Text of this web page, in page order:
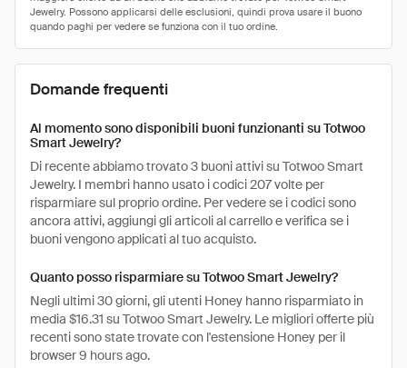
Domande frequenti
Al momento sono disponibili buoni funzionanti su Totwoo
Smart Jewelry?
Di recente abbiamo trovato 3 buoni attivi su Totwoo Smart
Jewelry. I membri hanno usato i codici 207 volte per
risparmiare sul proprio ordine. Per vedere se i codici sono
ancora attivi, aggiungi gli articoli al carrello e verifica se i
buoni vengono applicati al tuo acquisto.
Quanto posso risparmiare su Totwoo Smart Jewelry?
Negli ultimi 30 giorni, gli utenti Honey hanno risparmiato in
media $16.31 su Totwoo Smart Jewelry. Le migliori offerte più
recenti sono state trovate con l'estensione Honey per il
browser 9 hours ago.